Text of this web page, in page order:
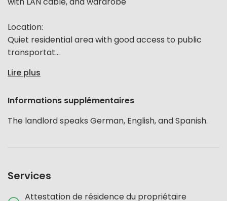
Location:
Quiet residential area with good access to public
transportat...
Lire plus
Informations supplémentaires
The landlord speaks German, English, and Spanish.
Services
Attestation de résidence du propriétaire